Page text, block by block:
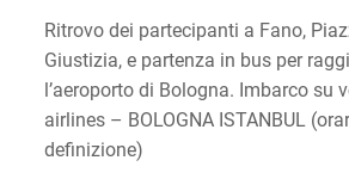
Ritrovo dei partecipanti a Fano,
Giustizia, e partenza in bus per
l’aeroporto di Bologna. Imbarco su
airlines – BOLOGNA ISTANBUL
definizione)